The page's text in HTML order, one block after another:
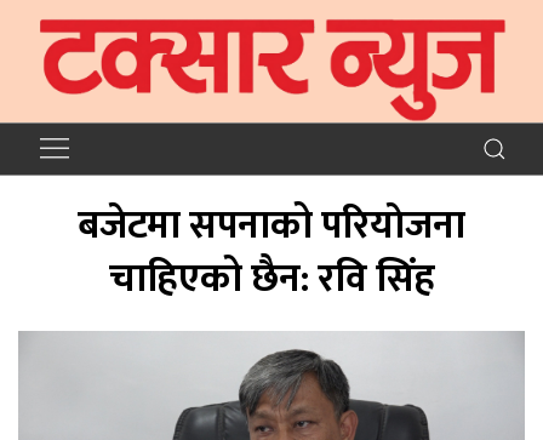
बजेटमा सपनाको परियाेजना
चाहिएको छैन: रवि सिंह